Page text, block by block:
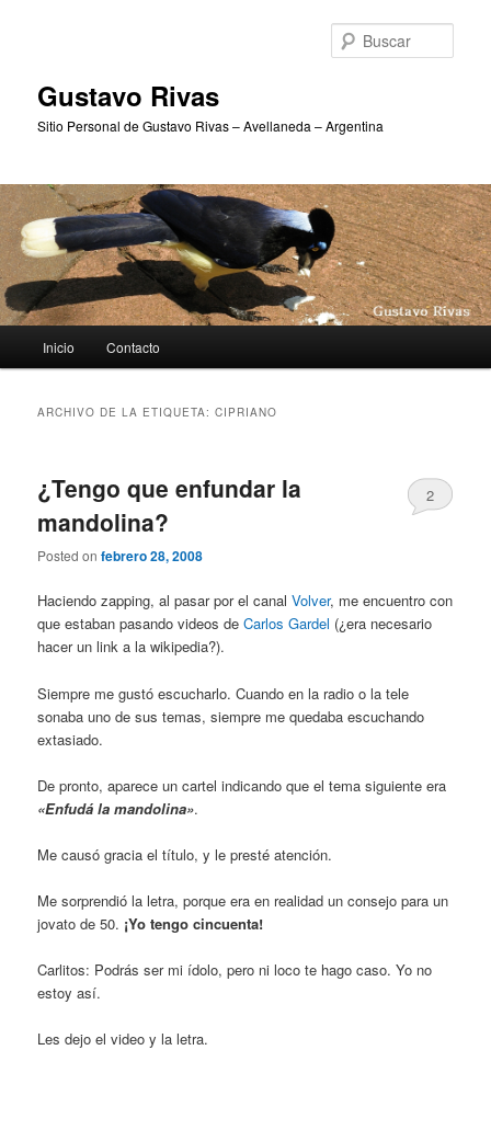
Gustavo Rivas
Sitio Personal de Gustavo Rivas – Avellaneda – Argentina
principal
Inicio Contacto
ARCHIVO DE LA ETIQUETA:CIPRIANO
¿Tengo que enfundar la
mandolina?
Posted onfebrero 28, 2008
2
Haciendo zapping, al pasar por el canalVolver, me encuentro con
que estaban pasando videos deCarlos Gardel (¿era necesario
hacer un link a la wikipedia?).
Siempre me gustó escucharlo. Cuando en la radio o la tele
sonaba uno de sus temas, siempre me quedaba escuchando
extasiado.
De pronto, aparece un cartel indicando que el tema siguiente era
«Enfudá la mandolina».
Me causó gracia el título, y le presté atención.
Me sorprendió la letra, porque era en realidad un consejo para un
jovato de 50. ¡Yo tengo cincuenta!
Carlitos: Podrás ser mi ídolo, pero ni loco te hago caso. Yo no
estoy así.
Les dejo el video y la letra.